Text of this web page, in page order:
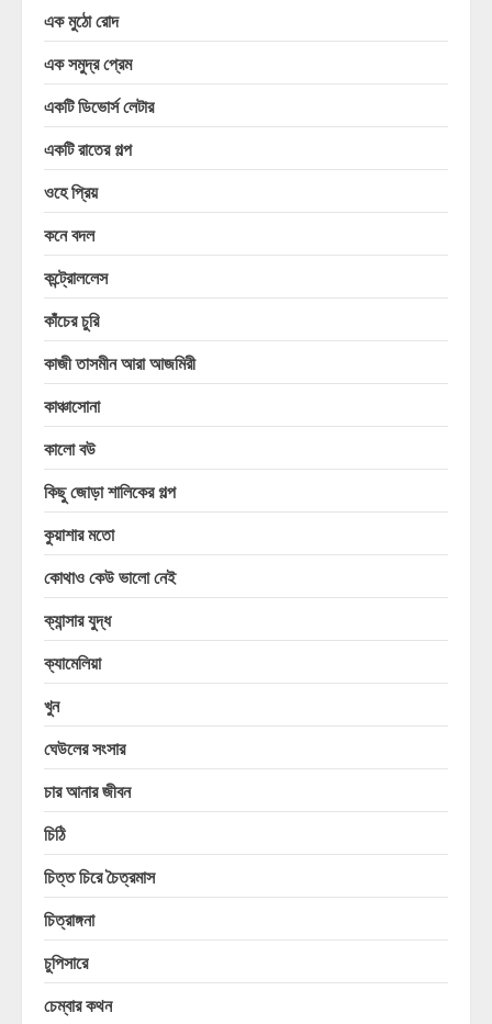
এক মুঠো রোদ
এক সমুদ্র প্রেম
একটি ডিভোর্স লেটার
একটি রাতের গল্প
ওহে প্রিয়
কনে বদল
কন্ট্রোললেস
কাঁচের চুরি
কাজী তাসমীন আরা আজমিরী
কাঞ্চাসোনা
কালো বউ
কিছু জোড়া শালিকের গল্প
কুয়াশার মতো
কোথাও কেউ ভালো নেই
ক্যান্সার যুদ্ধ
ক্যামেলিয়া
খুন
ঘেউলের সংসার
চার আনার জীবন
চিঠি
চিত্ত চিরে চৈত্রমাস
চিত্রাঙ্গনা
চুপিসারে
চেম্বার কথন